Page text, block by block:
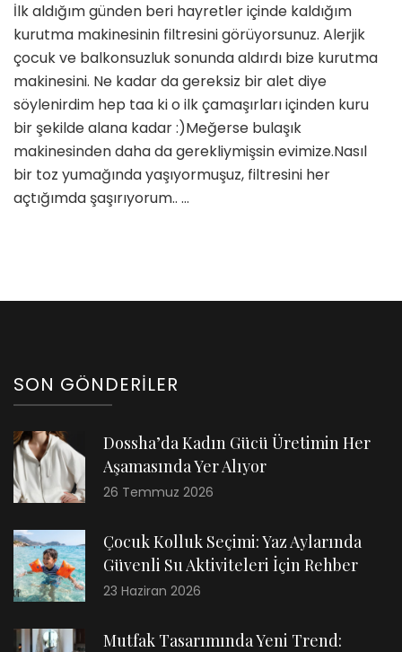
Makinesi,
Gerekli
mi?
Yardımcı
oluyor
mu?
@calisananne
için
İlk aldığım günden beri hayretler içinde kaldığım
kurutma makinesinin filtresini görüyorsunuz. Alerjik
çocuk ve balkonsuzluk sonunda aldırdı bize kurutma
makinesini. Ne kadar da gereksiz bir alet diye
söylenirdim hep taa ki o ilk çamaşırları içinden kuru
bir şekilde alana kadar :)Meğerse bulaşık
makinesinden daha da gerekliymişsin evimize.Nasıl
bir toz yumağında yaşıyormuşuz, filtresini her
açtığımda şaşırıyorum.. …
SON GÖNDERILER
Dossha’da Kadın Gücü Üretimin Her
Aşamasında Yer Alıyor
26 Temmuz 2026
Çocuk Kolluk Seçimi: Yaz Aylarında
Güvenli Su Aktiviteleri İçin Rehber
23 Haziran 2026
Mutfak Tasarımında Yeni Trend: